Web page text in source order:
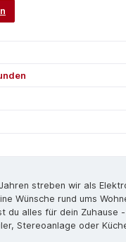
streben wir als
Wünsche rund ums
du alles für dein Zuhause
Stereoanlage oder